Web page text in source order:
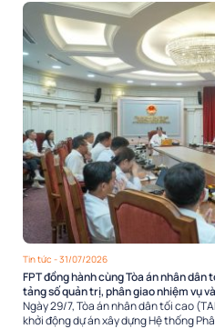
Tin tức - 31/07/2026
FPT đồng hành cùng Tòa án nhân
tảng số quản trị, phân giao nhiệm vụ
Ngày 29/7, Tòa án nhân dân tối cao
khởi động dự án xây dựng Hệ thống